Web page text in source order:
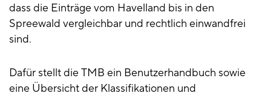
dass die Einträge vom Havelland bis in den
Spreewald vergleichbar und rechtlich einwandfrei
sind.
Dafür stellt die TMB ein Benutzerhandbuch sowie
eine Übersicht der Klassifikationen und